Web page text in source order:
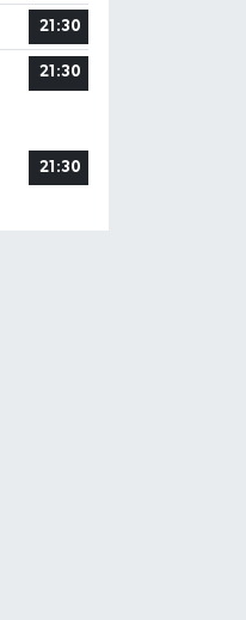
21:30
21:30
21:30